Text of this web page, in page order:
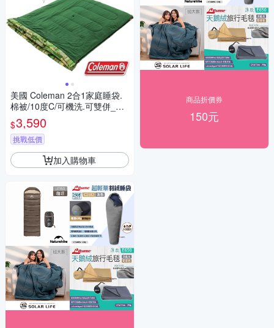
美國 Coleman 2合1家庭睡袋.
棉被/10度C/可機洗.可雙併_CM
-27256
$3,590
挑戰低價
加入購物車
商品折價券
150元